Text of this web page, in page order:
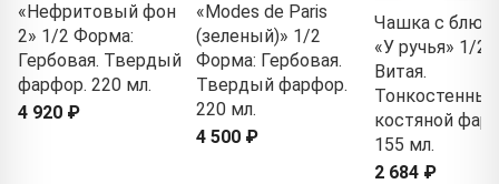
«Нефритовый фон
2» 1/2 Форма:
Гербовая. Твердый
фарфор. 220 мл.
4 920 ₽
«Modes de Paris
(зеленый)» 1/2
Форма: Гербовая.
Твердый фарфор.
220 мл.
4 500 ₽
Чашка с
«У ручья» 1/2
Витая.
Тонкостенный
костяной
155 мл.
2 684 ₽